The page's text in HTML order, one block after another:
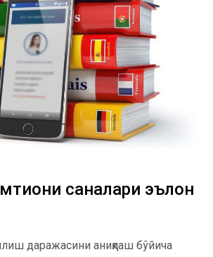
саналари эълон
даражасини аниқлаш бўйича